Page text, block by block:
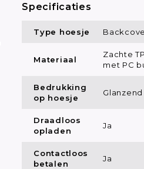
Specificaties
Type hoesje
Materiaal
Zachte
met PC
Bedrukking
op hoesje
Glanzend
Draadloos
opladen
Ja
Contactloos
betalen
Ja